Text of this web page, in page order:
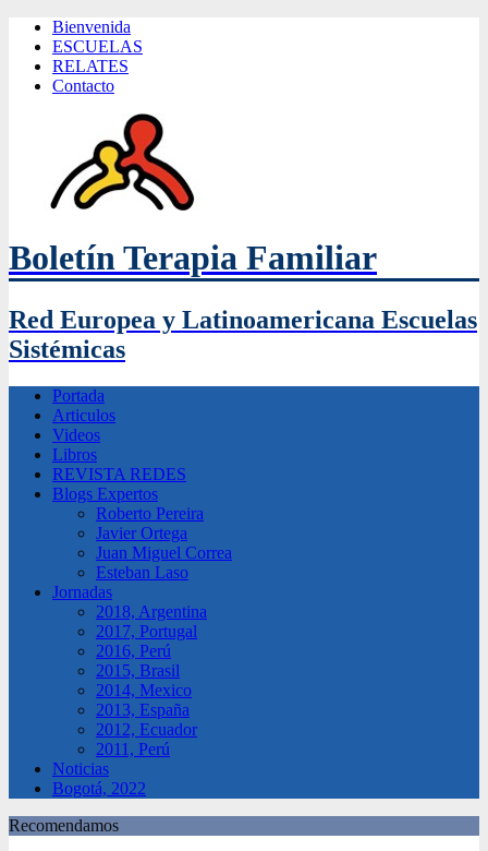
Bienvenida
ESCUELAS
RELATES
Contacto
Boletín Terapia Familiar
Red Europea y Latinoamericana Escuelas
Sistémicas
Portada
Articulos
Videos
Libros
REVISTA REDES
Blogs Expertos
Roberto Pereira
Javier Ortega
Juan Miguel Correa
Esteban Laso
Jornadas
2018, Argentina
2017, Portugal
2016, Perú
2015, Brasil
2014, Mexico
2013, España
2012, Ecuador
2011, Perú
Noticias
Bogotá, 2022
Recomendamos